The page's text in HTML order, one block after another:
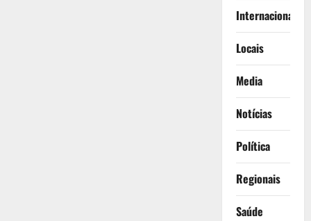
Internacionais
Locais
Media
Notícias
Política
Regionais
Saúde